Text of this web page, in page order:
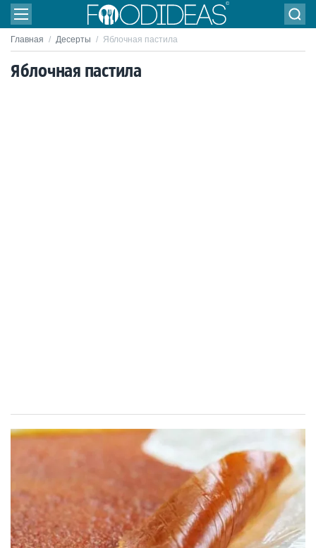
Главная / Десерты / Яблочная пастила
Яблочная пастила